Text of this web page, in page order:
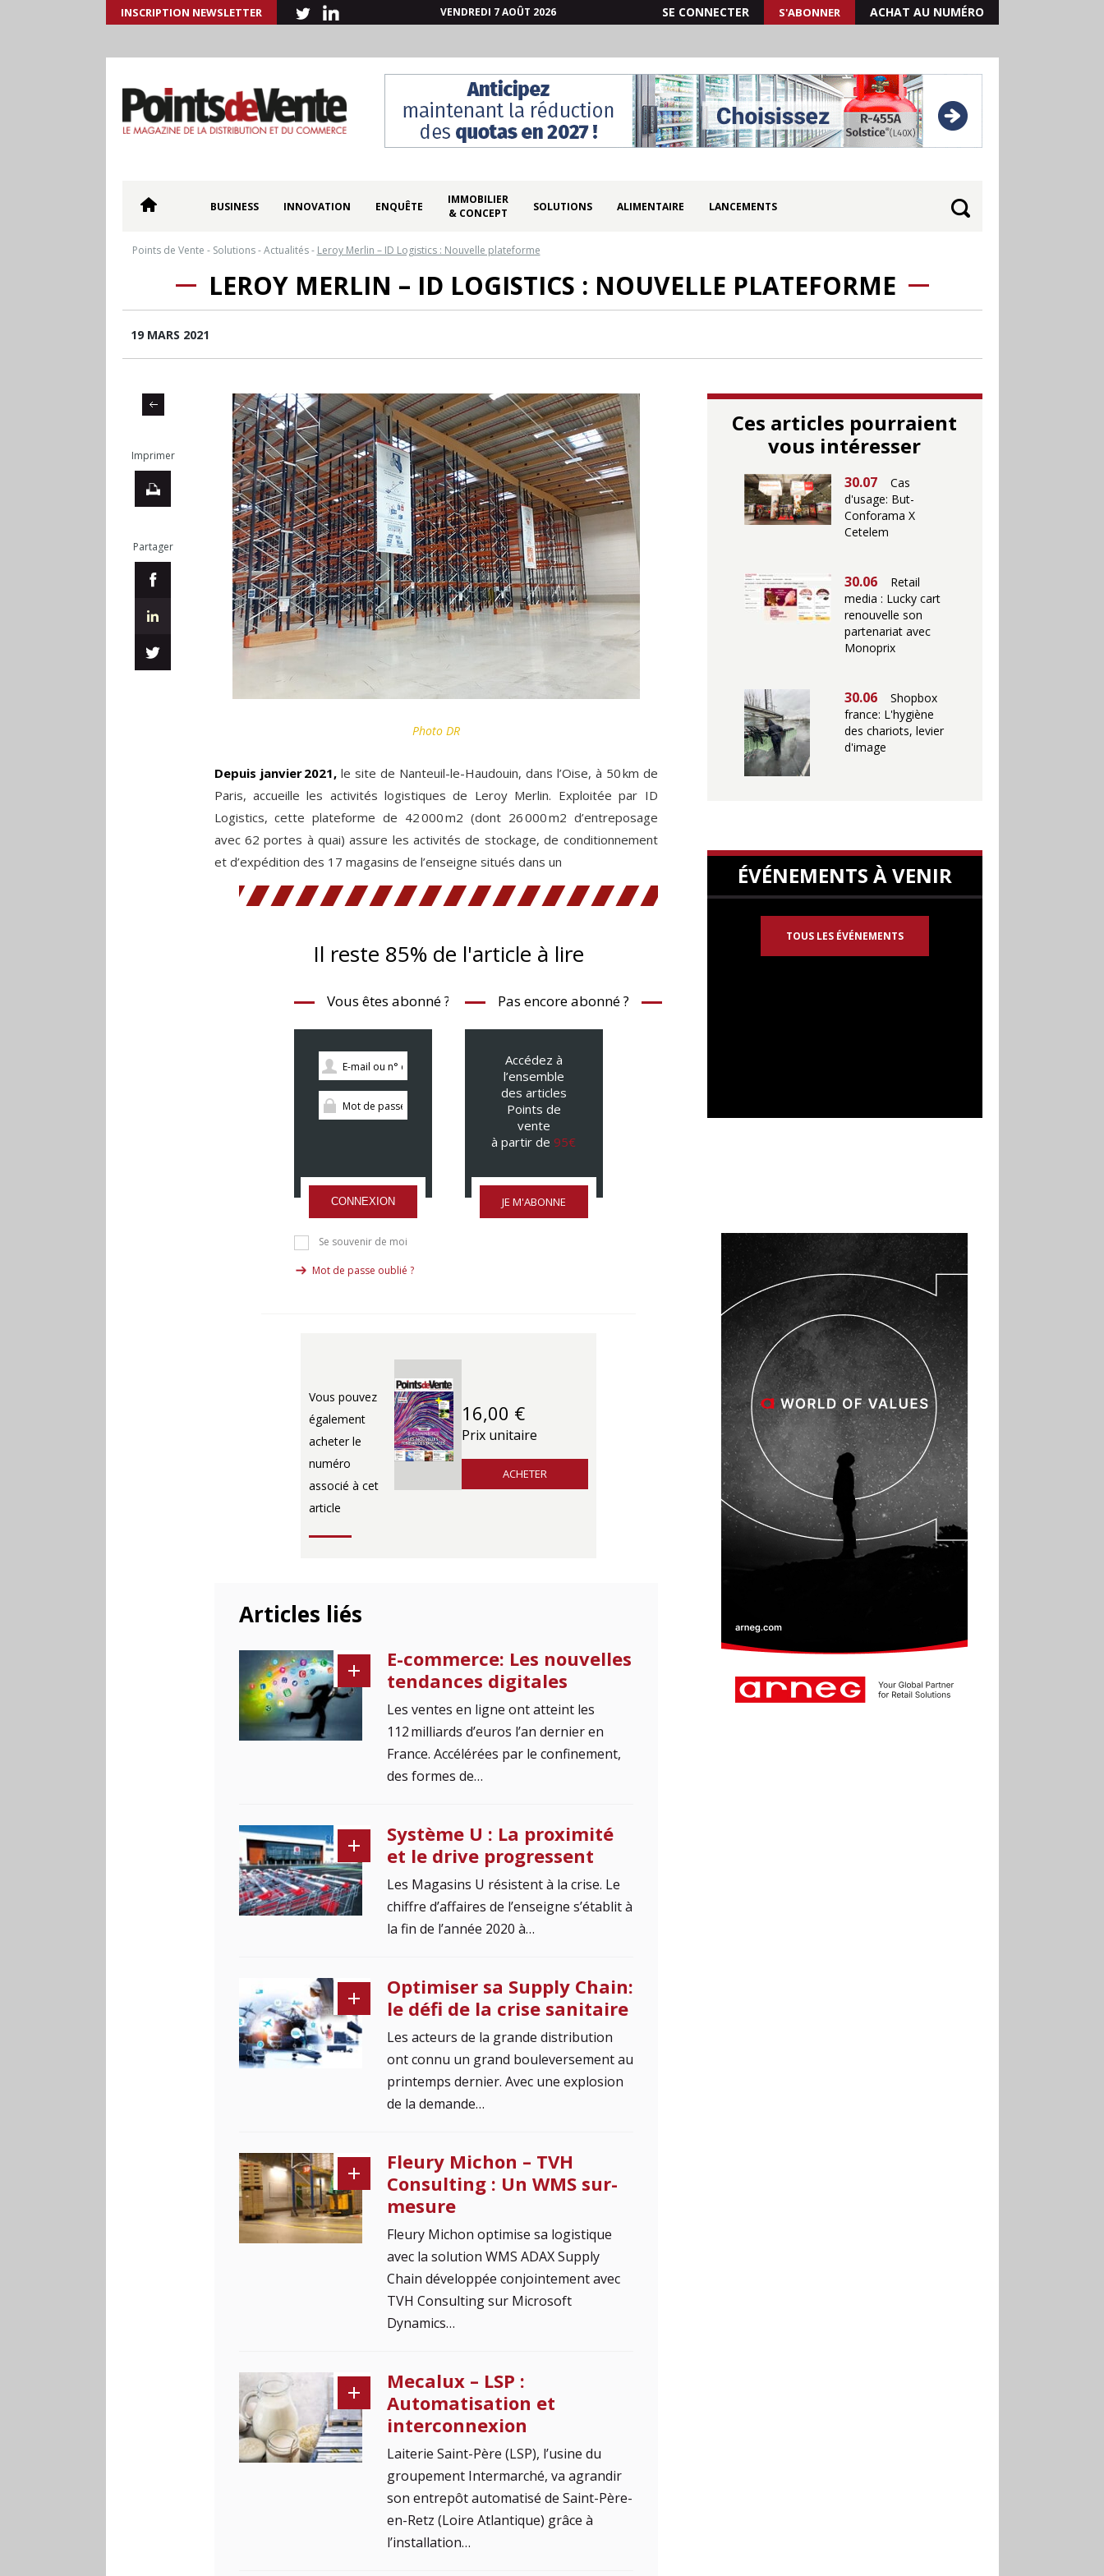
INSCRIPTION NEWSLETTER VENDREDI 7 AOÛT 2026 SE CONNECTER S'ABONNER ACHAT AU NUMÉRO
BUSINESS INNOVATION ENQUÊTE
IMMOBILIER
& CONCEPT
SOLUTIONS ALIMENTAIRE LANCEMENTS
Points de Vente - Solutions-Actualités- Leroy Merlin – ID Logistics : Nouvelle plateforme
LEROY MERLIN – ID LOGISTICS : NOUVELLE PLATEFORME
19 MARS 2021
Imprimer
Partager
Photo DR
Depuis janvier 2021,le site de Nanteuil-le-Haudouin, dans l’Oise, à 50 km de
Paris, accueille les activités logistiques de Leroy Merlin. Exploitée par ID
Logistics, cette plateforme de 42 000 m2 (dont 26 000 m2 d’entreposage
avec 62 portes à quai) assure les activités de stockage, de conditionnement
et d’expédition des 17 magasins de l’enseigne situés dans un
Il reste 85% de l'article à lire
Vous êtes abonné ?
CONNEXION
Se souvenir de moi
Mot de passe oublié ?
Pas encore abonné ?
Accédez à
l’ensemble
des articles
Points de
vente
à partir de 95€
JE M'ABONNE
Vous pouvez
également
acheter le
numéro
associé à cet
article
16,00 €
Prix unitaire
ACHETER
Articles liés
E-commerce: Les nouvelles
tendances digitales
Les ventes en ligne ont atteint les
112 milliards d’euros l’an dernier en
France. Accélérées par le confinement,
des formes de…
Système U : La proximité
et le drive progressent
Les Magasins U résistent à la crise. Le
chiffre d’affaires de l’enseigne s’établit à
la fin de l’année 2020 à…
Optimiser sa Supply Chain:
le défi de la crise sanitaire
Les acteurs de la grande distribution
ont connu un grand bouleversement au
printemps dernier. Avec une explosion
de la demande…
Fleury Michon – TVH
Consulting : Un WMS sur-
mesure
Fleury Michon optimise sa logistique
avec la solution WMS ADAX Supply
Chain développée conjointement avec
TVH Consulting sur Microsoft
Dynamics…
Mecalux – LSP :
Automatisation et
interconnexion
Laiterie Saint-Père (LSP), l’usine du
groupement Intermarché, va agrandir
son entrepôt automatisé de Saint-Père-
en-Retz (Loire Atlantique) grâce à
l’installation…
Ces articles pourraient
vous intéresser
30.07
Cas
d'usage: But-
Conforama X
Cetelem
30.06
Retail
media : Lucky cart
renouvelle son
partenariat avec
Monoprix
30.06
Shopbox
france: L'hygiène
des chariots, levier
d'image
ÉVÉNEMENTS À VENIR
TOUS LES ÉVÉNEMENTS